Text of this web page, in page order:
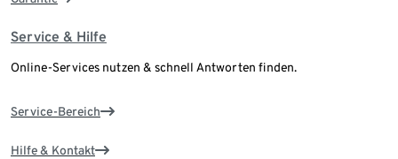
Service & Hilfe
Online-Services nutzen & schnell Antworten finden.
Service-Bereich
Hilfe & Kontakt